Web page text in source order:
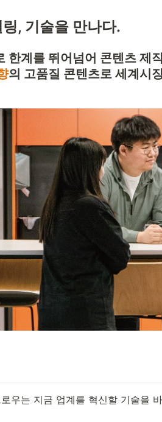
, 기술을 만나다.
한계를 뛰어넘어 콘텐츠 제
의 고품질 콘텐츠로 세계시
우는 지금 업계를 혁신할 기술을